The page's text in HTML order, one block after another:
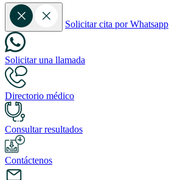
Solicitar cita por Whatsapp
Solicitar una llamada
Directorio médico
Consultar resultados
Contáctenos